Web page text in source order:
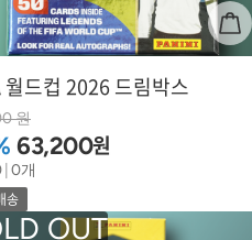
월드컵 2026 드림박스
원
63,200원
0개
송